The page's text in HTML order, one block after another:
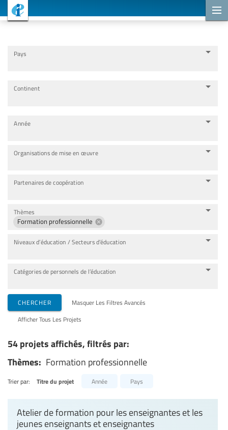
Pays
Continent
Année
Organisations de mise en œuvre
Partenaires de coopération
Thèmes
Formation professionnelle
Niveaux d’éducation / Secteurs d’éducation
Catégories de personnels de l’éducation
CHERCHER Masquer Les Filtres Avancés
Afficher Tous Les Projets
54 projets affichés, filtrés par:
Thèmes: Formation professionnelle
Trier par: Titre du projet Année Pays
Atelier de formation pour les enseignantes et les
jeunes enseignants et enseignantes